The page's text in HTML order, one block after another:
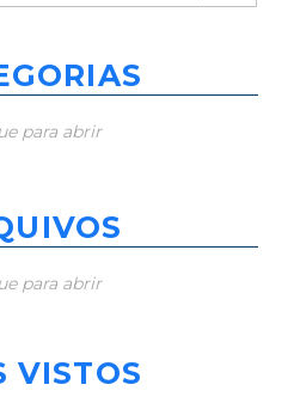
para abrir
para abrir
VISTOS